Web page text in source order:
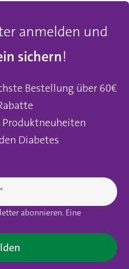
anmelden und
sichern!
Bestellung über 60€
Produktneuheiten
Diabetes
abonnieren. Eine